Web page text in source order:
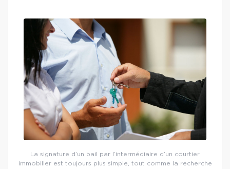
La signature d’un bail par l’intermédiaire d’un courtier
immobilier est toujours plus simple, tout comme la recherche